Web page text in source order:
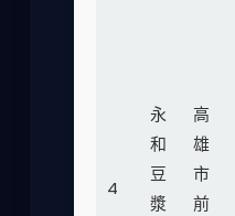
4
永
和
豆
漿
高
雄
市
前